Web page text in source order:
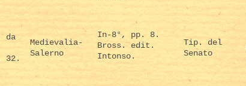
da
32.
Medievalia-
Salerno
In-8°, pp. 8.
Bross. edit.
Intonso.
Tip. del
Senato